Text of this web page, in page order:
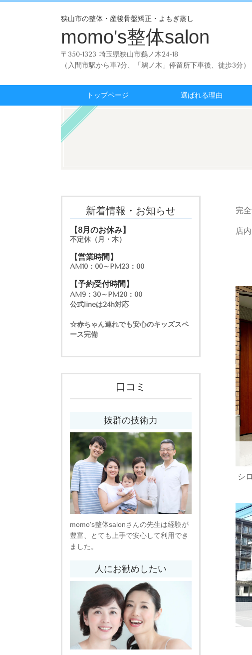
狭山市の整体・産後骨盤矯正・よもぎ蒸し
momo's整体salon
〒350-1323 埼玉県狭山市鵜ノ木24-18
（入間市駅から車7分、「鵜ノ木」停留所下車後、徒歩3分）
トップページ 選ばれる理由
完
店
シ
新着情報・お知らせ
【8月のお休み】
不定休（月・木）
【営業時間】
AM10：00～PM23：00
【予約受付時間】
AM9：30～PM20：00
公式lineは24h対応
☆赤ちゃん連れでも安心のキッズスペ
ース完備
口コミ
抜群の技術力
momo's整体salonさんの先生は経験が
豊富、とても上手で安心して利用でき
ました。
人にお勧めしたい